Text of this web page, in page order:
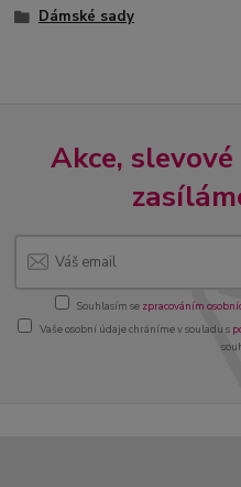
Dámské sady
Akce,
Souhlasím se zpracováním
Vaše osobní údaje chráníme v souladu s